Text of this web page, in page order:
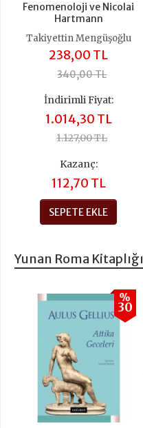
Fenomenoloji ve Nicolai
Hartmann
Takiyettin Mengüşoğlu
238,00 TL
340,00 TL
İndirimli Fiyat:
1.014,30 TL
1.127,00 TL
Kazanç:
112,70 TL
SEPETE EKLE
Yunan Roma Kitaplığı
%
30